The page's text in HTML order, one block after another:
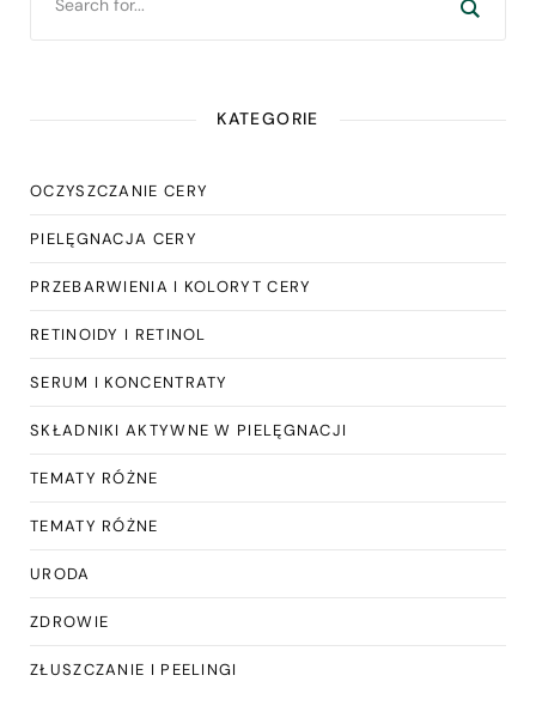
KATEGORIE
OCZYSZCZANIE CERY
PIELĘGNACJA CERY
PRZEBARWIENIA I KOLORYT CERY
RETINOIDY I RETINOL
SERUM I KONCENTRATY
SKŁADNIKI AKTYWNE W PIELĘGNACJI
TEMATY RÓŻNE
TEMATY RÓŻNE
URODA
ZDROWIE
ZŁUSZCZANIE I PEELINGI